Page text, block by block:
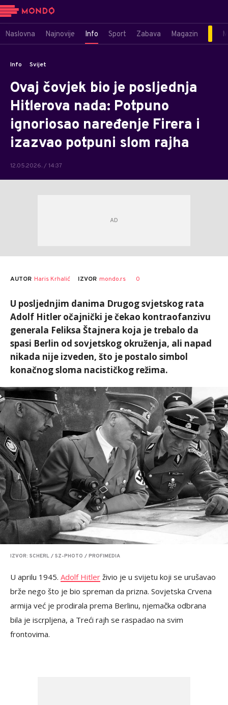
Naslovna Najnovije Info Sport Zabava Magazin
Info Svijet
Ovaj čovjek bio je posljednja
Hitlerova nada: Potpuno
ignoriosao naređenje Firera i
izazvao potpuni slom rajha
12.05.2026. / 14:37
AUTOR Haris Krhalić IZVOR mondo.rs 0
U posljednjim danima Drugog svjetskog rata
Adolf Hitler očajnički je čekao kontraofanzivu
generala Feliksa Štajnera koja je trebalo da
spasi Berlin od sovjetskog okruženja, ali napad
nikada nije izveden, što je postalo simbol
konačnog sloma nacističkog režima.
IZVOR: SCHERL / SZ-PHOTO / PROFIMEDIA
U aprilu 1945. Adolf Hitler živio je u svijetu koji se urušavao
brže nego što je bio spreman da prizna. Sovjetska Crvena
armija već je prodirala prema Berlinu, njemačka odbrana
bila je iscrpljena, a Treći rajh se raspadao na svim
frontovima.